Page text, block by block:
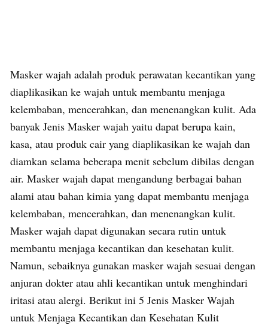
Masker wajah adalah produk perawatan kecantikan yang
diaplikasikan ke wajah untuk membantu menjaga
kelembaban, mencerahkan, dan menenangkan kulit. Ada
banyak Jenis Masker wajah yaitu dapat berupa kain,
kasa, atau produk cair yang diaplikasikan ke wajah dan
diamkan selama beberapa menit sebelum dibilas dengan
air. Masker wajah dapat mengandung berbagai bahan
alami atau bahan kimia yang dapat membantu menjaga
kelembaban, mencerahkan, dan menenangkan kulit.
Masker wajah dapat digunakan secara rutin untuk
membantu menjaga kecantikan dan kesehatan kulit.
Namun, sebaiknya gunakan masker wajah sesuai dengan
anjuran dokter atau ahli kecantikan untuk menghindari
iritasi atau alergi. Berikut ini 5 Jenis Masker Wajah
untuk Menjaga Kecantikan dan Kesehatan Kulit